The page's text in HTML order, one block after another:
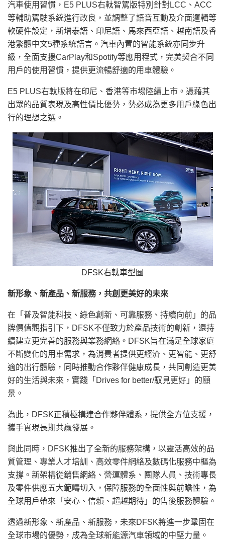
汽車使用習慣，E5 PLUS右軚智駕版特別針對LCC、ACC
等輔助駕駛系統進行改良，並調整了語音互動及介面邏輯等
軟硬件設定，新增泰語、印尼語、馬來西亞語、越南語及香
港繁體中文5種系統語言。汽車內置的智能系統亦同步升
級，全面支援CarPlay和Spotify等應用程式，完美契合不同
用戶的使用習慣，提供更流暢舒適的用車體驗。
E5 PLUS右軚版將在印尼、香港等市場陸續上市。憑藉其
出眾的品質表現及高性價比優勢，勢必成為更多用戶綠色出
行的理想之選。
DFSK右軚車型圖
新形象、新產品、新服務， 共創更美好的未來
在「普及智能科技、綠色創新、可靠服務、持續向前」的品
牌價值觀指引下，DFSK不僅致力於產品技術的創新，還持
續建立更完善的服務與業務網絡。DFSK旨在滿足全球家庭
不斷變化的用車需求，為消費者提供更經濟、更智能、更舒
適的出行體驗，同時推動合作夥伴健康成長，共同創造更美
好的生活與未來，實踐「Drives for better/馭見更好」的願
景。
為此，DFSK正積極構建合作夥伴體系，提供全方位支援，
攜手實現長期共贏發展。
與此同時，DFSK推出了全新的服務架構，以靈活高效的品
質管理、專業人才培訓、高效零件網絡及數碼化服務中樞為
支撐。新架構從銷售網絡、營運體系、團隊人員、技術專長
及零件供應五大範疇切入，保障服務的全面性與前瞻性，為
全球用戶帶來「安心、信賴、超越期待」的售後服務體驗。
透過新形象、新產品、新服務，未來DFSK將進一步鞏固在
全球市場的優勢，成為全球新能源汽車領域的中堅力量。